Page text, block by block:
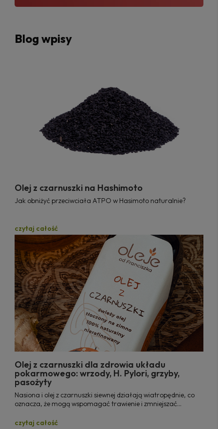
Blog wpisy
Olej z czarnuszki na Hashimoto
Jak obniżyć przeciwciała ATPO w Hasimoto naturalnie?
czytaj całość
Olej z czarnuszki dla zdrowia układu
pokarmowego: wrzody, H. Pylori, grzyby,
pasożyty
Nasiona i olej z czarnuszki siewnej działają wiatropędnie, co
oznacza, że mogą wspomagać trawienie i zmniejszać
czytaj całość